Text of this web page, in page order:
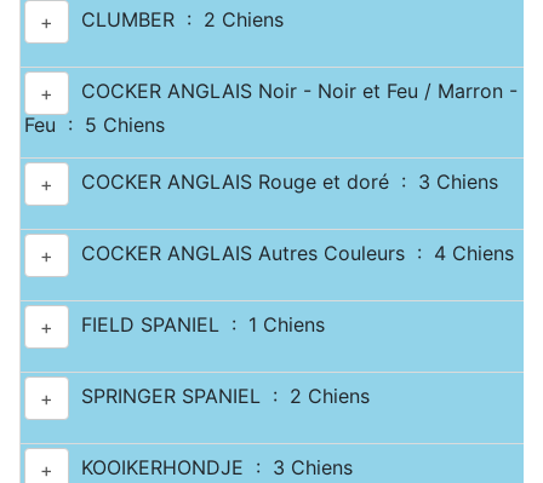
+ CLUMBER : 2 Chiens
+
COCKER ANGLAIS Noir - Noir et Feu / Marron -
Feu : 5 Chiens
+ COCKER ANGLAIS Rouge et doré : 3 Chiens
+ COCKER ANGLAIS Autres Couleurs : 4 Chiens
+ FIELD SPANIEL : 1 Chiens
+ SPRINGER SPANIEL : 2 Chiens
+ KOOIKERHONDJE : 3 Chiens